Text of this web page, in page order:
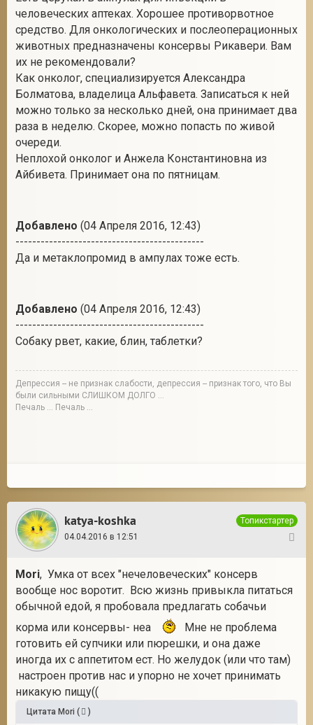
человеческих аптеках. Хорошее противорвотное
средство. Для онкологических и послеоперационных
животных предназначены консервы Рикавери. Вам
их не рекомендовали?
Как онколог, специализируется Александра
Болматова, владелица Альфавета. Записаться к ней
можно только за несколько дней, она принимает два
раза в неделю. Скорее, можно попасть по живой
очереди.
Неплохой онколог и Анжела Константиновна из
Айбивета. Принимает она по пятницам.
Добавлено (04 Апреля 2016, 12:43)
---------------------------------------------
Да и метаклопромид в ампулах тоже есть.
Добавлено (04 Апреля 2016, 12:43)
---------------------------------------------
Собаку рвет, какие, блин, таблетки?
Депрессия -- не признак слабости, депрессия -- признак того, что Вы
были сильными СЛИШКОМ ДОЛГО ...
Печаль ... Печаль ...
katya-koshka
Топикстартер
04.04.2016 в 12:51
Mori, Умка от всех "нечеловеческих" консерв
вообще нос воротит. Всю жизнь привыкла питаться
обычной едой, я пробовала предлагать собачьи
корма или консервы- неа
Мне не проблема
готовить ей супчики или пюрешки, и она даже
иногда их с аппетитом ест. Но желудок (или что там)
настроен против нас и упорно не хочет принимать
никакую пищу((
Цитата Mori ( )